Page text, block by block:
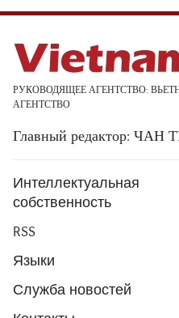
РУКОВОДЯЩЕЕ АГЕНТСТВО:
АГЕНТСТВО
Главный редактор:
Интеллектуальная
собственность
RSS
Языки
Служба новостей